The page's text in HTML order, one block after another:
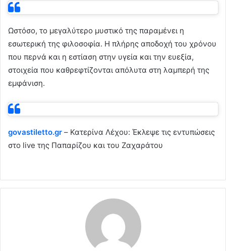
Ωστόσο, το μεγαλύτερο μυστικό της παραμένει η
εσωτερική της φιλοσοφία. Η πλήρης αποδοχή του χρόνου
που περνά και η εστίαση στην υγεία και την ευεξία,
στοιχεία που καθρεφτίζονται απόλυτα στη λαμπερή της
εμφάνιση.
govastiletto.gr – Κατερίνα Λέχου: Έκλεψε τις εντυπώσεις
στο live της Παπαρίζου και του Ζαχαράτου